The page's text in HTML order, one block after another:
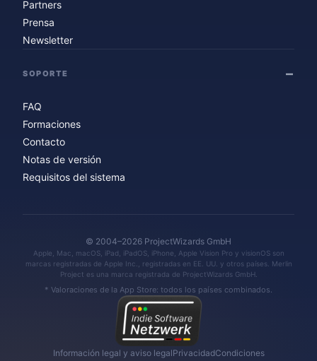
Partners
Prensa
Newsletter
SOPORTE
FAQ
Formaciones
Contacto
Notas de versión
Requisitos del sistema
© 2004–2026 ProjectWizards GmbH
Apple, Mac, macOS, iPad, iPadOS, iPhone, Apple Vision Pro y visionOS son
marcas registradas de Apple Inc., registradas en EE. UU. y otros países. Merlin
Project es una marca registrada de ProjectWizards GmbH.
* Valoraciones de la App Store: todos los países combinados.
Información legal y aviso legalPrivacidadCondiciones